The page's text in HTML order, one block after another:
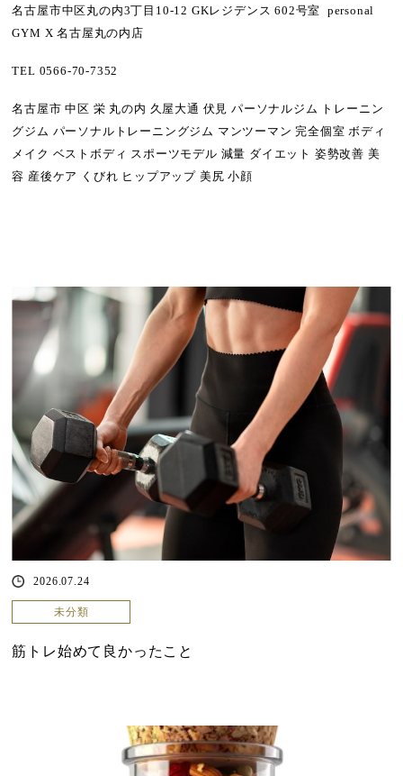
名古屋市中区丸の内3丁目10-12 GKレジデンス 602号室 personal
GYM X 名古屋丸の内店
TEL 0566-70-7352
名古屋市 中区 栄 丸の内 久屋大通 伏見 パーソナルジム トレーニン
グジム パーソナルトレーニングジム マンツーマン 完全個室 ボディ
メイク ベストボディ スポーツモデル 減量 ダイエット 姿勢改善 美
容 産後ケア くびれ ヒップアップ 美尻 小顔
2026.07.24
未分類
筋トレ始めて良かったこと